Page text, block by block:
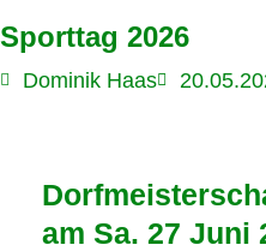
Sporttag 2026
Dominik Haas
am Sa. 27 Juni